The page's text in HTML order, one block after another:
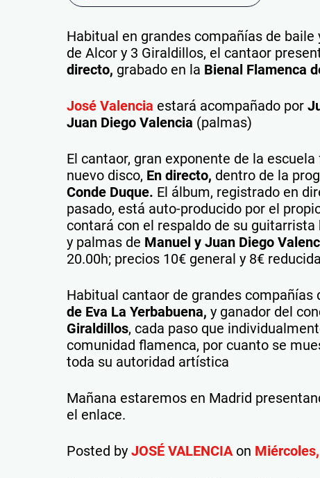
Habitual en grandes compañías de
de Alcor y 3 Giraldillos, el cantaor
directo, grabado en la Bienal Flamenca
José Valencia estará acompañado por
Juan Diego Valencia (palmas)
El cantaor, gran exponente de la
nuevo disco, En directo, dentro de la
Conde Duque. El álbum, registrado en
pasado, está auto-producido por el
contará con el respaldo de su
y palmas de Manuel y Juan Diego
20.00h; precios 10€ general y 8€
Habitual cantaor de grandes compañías
de Eva La Yerbabuena, y ganador del
Giraldillos, cada paso que
comunidad flamenca, por cuanto se
toda su autoridad artística
Mañana estaremos en Madrid
el enlace.
Posted by JOSÉ VALENCIAon